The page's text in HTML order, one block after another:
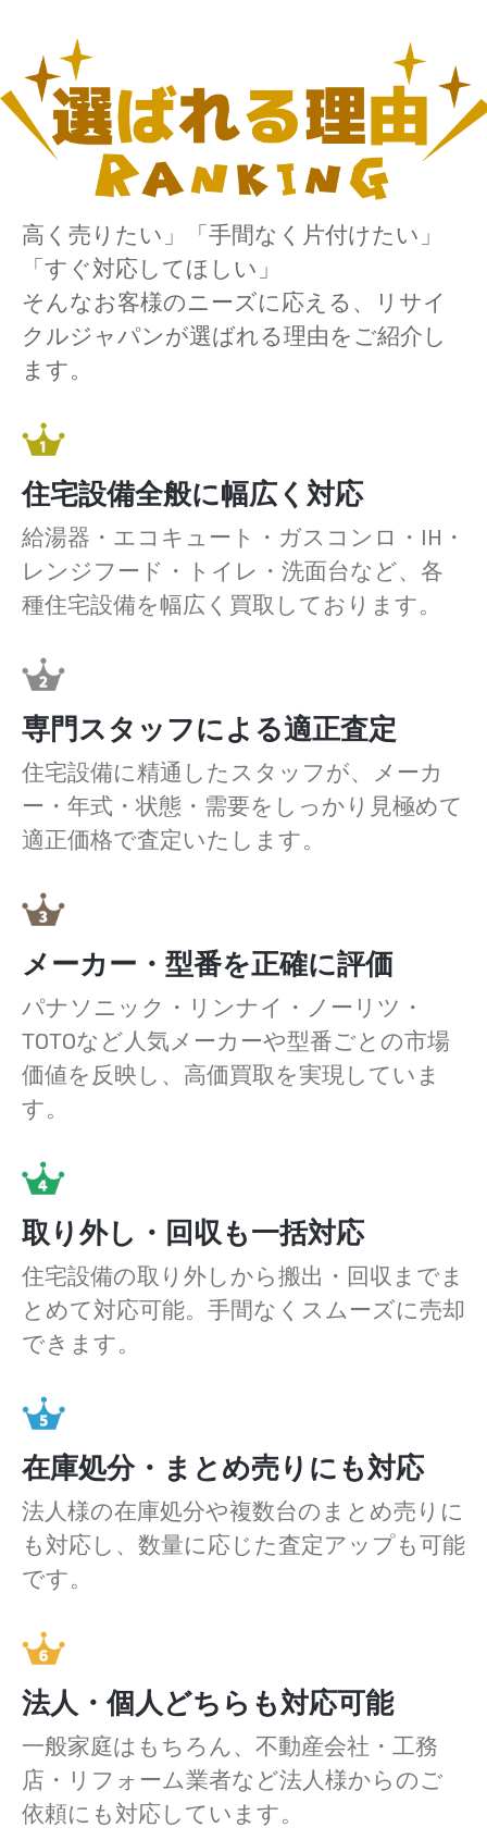
高く売りたい」「手間なく片付けたい」
「すぐ対応してほしい」
そんなお客様のニーズに応える、リサイ
クルジャパンが選ばれる理由をご紹介し
ます。
住宅設備全般に幅広く対応
給湯器・エコキュート・ガスコンロ・IH・
レンジフード・トイレ・洗面台など、各
種住宅設備を幅広く買取しております。
専門スタッフによる適正査定
住宅設備に精通したスタッフが、メーカ
ー・年式・状態・需要をしっかり見極めて
適正価格で査定いたします。
メーカー・型番を正確に評価
パナソニック・リンナイ・ノーリツ・
TOTOなど人気メーカーや型番ごとの市場
価値を反映し、高価買取を実現していま
す。
取り外し・回収も一括対応
住宅設備の取り外しから搬出・回収までま
とめて対応可能。手間なくスムーズに売却
できます。
在庫処分・まとめ売りにも対応
法人様の在庫処分や複数台のまとめ売りに
も対応し、数量に応じた査定アップも可能
です。
法人・個人どちらも対応可能
一般家庭はもちろん、不動産会社・工務
店・リフォーム業者など法人様からのご
依頼にも対応しています。